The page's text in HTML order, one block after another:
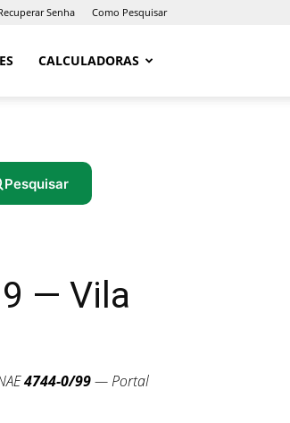
Senha Como Pesquisar
CALCULADORAS
Pesquisar
— Vila
4744-0/99— Portal